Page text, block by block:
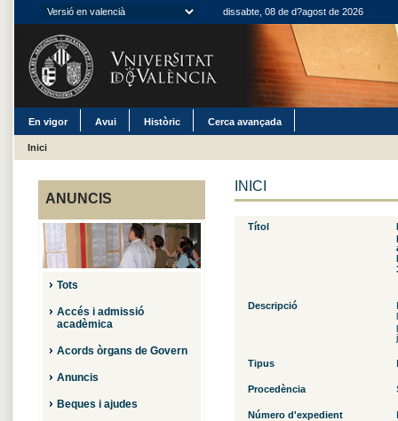
dissabte, 08 de d?agost de 2026
En vigor Avui Històric Cerca avançada
Inici
ANUNCIS
Tots
Accés i admissió
acadèmica
Acords òrgans de Govern
Anuncis
Beques i ajudes
INICI
Títol
Descripció
Tipus
Procedència
Número d'expedient